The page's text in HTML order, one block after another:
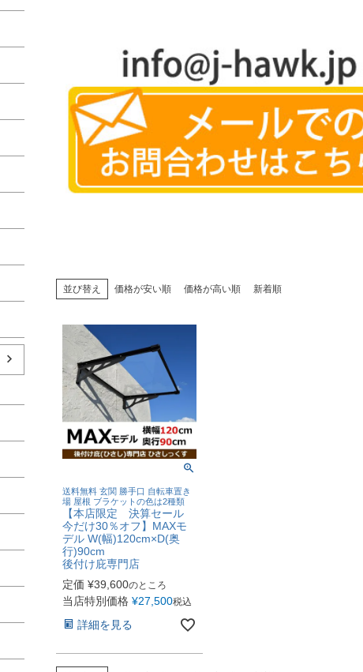
並び替え 価格が安い順 価格が高い順 新着順
送料無料 玄関 勝手口 自転車置き
場 屋根 ブラケットの色は2種類
【本店限定 決算セール
今だけ30％オフ】MAXモ
デル W(幅)120cm×D(奥
行)90cm
後付け庇専門店
定価 ¥39,600のところ
当店特別価格 ¥27,500税込
詳細を見る